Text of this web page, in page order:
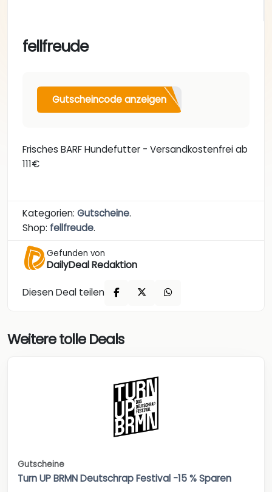
fellfreude
Gutscheincode anzeigen
Frisches BARF Hundefutter - Versandkostenfrei ab
111€
Kategorien: Gutscheine.
Shop: fellfreude.
Gefunden von
DailyDeal Redaktion
Diesen Deal teilen
Weitere tolle Deals
Gutscheine
Turn UP BRMN Deutschrap Festival -15 % Sparen